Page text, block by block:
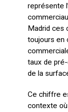
représente
Madrid ces
toujours en
taux de
de la
Ce chiffre
contexte